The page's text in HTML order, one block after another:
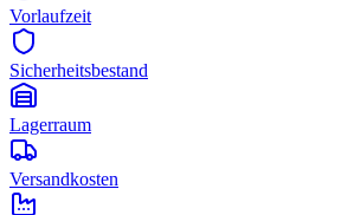
Vorlaufzeit
Sicherheitsbestand
Lagerraum
Versandkosten